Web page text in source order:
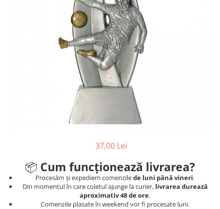
37,00 Lei
📦 Cum funcționează livrarea?
Procesăm și expediem comenzilede luni până vineri.
Din momentul în care coletul ajunge la curier, livrarea durează
aproximativ 48 de ore.
Comenzile plasate în weekend vor fi procesate luni.